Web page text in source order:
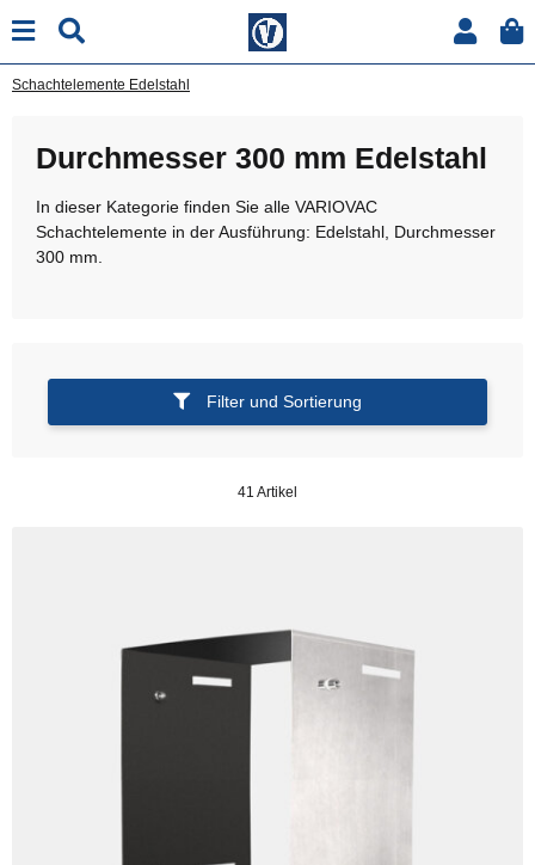
Schachtelemente Edelstahl
Durchmesser 300 mm Edelstahl
In dieser Kategorie finden Sie alle VARIOVAC
Schachtelemente in der Ausführung: Edelstahl, Durchmesser
300 mm.
Filter und Sortierung
41 Artikel